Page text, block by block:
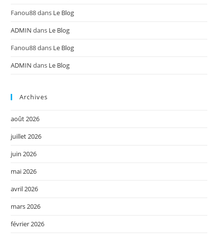
Fanou88dans Le Blog
ADMIN dans Le Blog
Fanou88dans Le Blog
ADMIN dans Le Blog
Archives
août 2026
juillet 2026
juin 2026
mai 2026
avril 2026
mars 2026
février 2026